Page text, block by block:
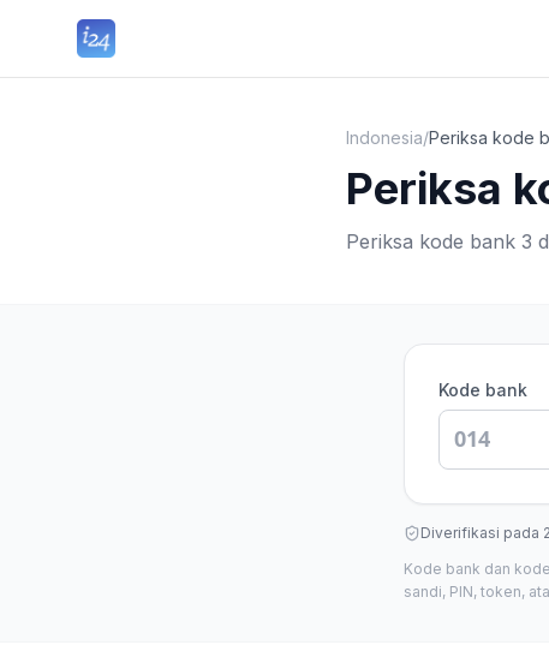
Indonesia/Periksa kode
Periksa
Periksa kode bank 3
Kode bank
Diverifikasi pada
Kode bank dan
sandi, PIN, token,